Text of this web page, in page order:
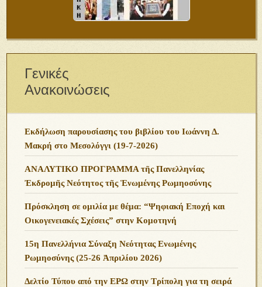
Γενικές
Ανακοινώσεις
Εκδήλωση παρουσίασης του βιβλίου του Ιωάννη Δ.
Μακρή στο Μεσολόγγι (19-7-2026)
ΑΝΑΛΥΤΙΚΟ ΠΡΟΓΡΑΜΜΑ τῆς Πανελληνίας
Ἐκδρομῆς Νεότητος τῆς Ἑνωμένης Ρωμηοσύνης
Πρόσκληση σε ομιλία με θέμα: “Ψηφιακή Εποχή και
Οικογενειακές Σχέσεις” στην Κομοτηνή
15η Πανελλήνια Σύναξη Νεότητας Ενωμένης
Ρωμηοσύνης (25-26 Ἀπριλίου 2026)
Δελτίο Τύπου από την ΕΡΩ στην Τρίπολη για τη σειρά